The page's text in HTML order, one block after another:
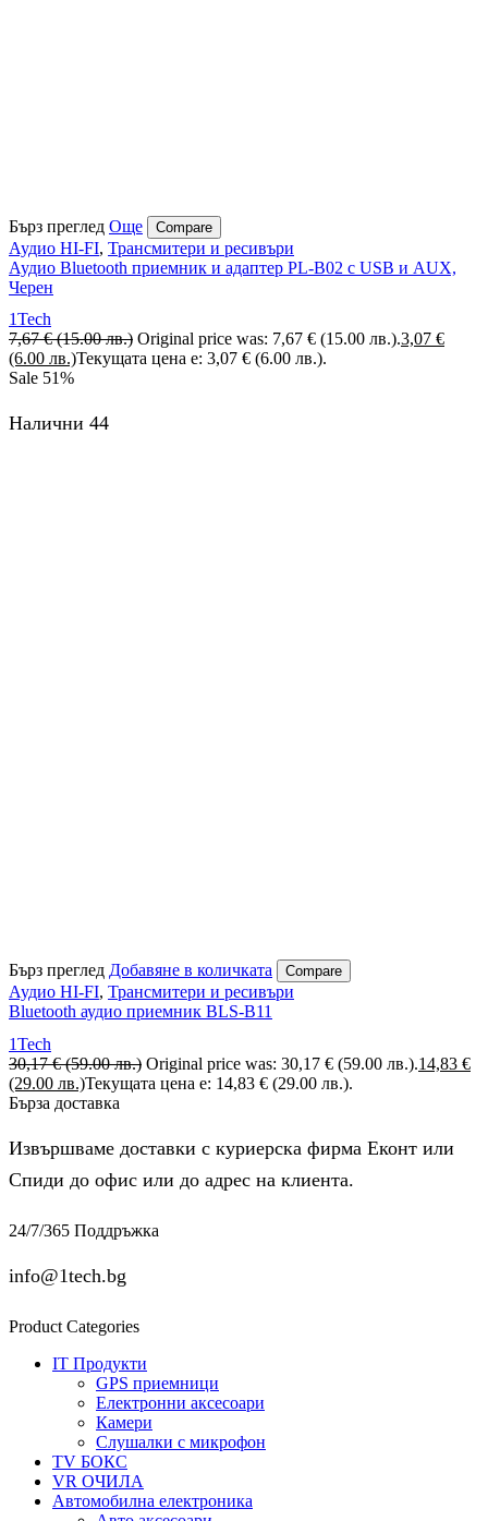
Бърз преглед Още Compare
Аудио HI-FI, Трансмитери и ресивъри
Аудио Bluetooth приемник и адаптер PL-B02 с USB и AUX,
Черен
1Tech
7,67€ (15.00 лв.) Original price was: 7,67 € (15.00 лв.).3,07 €
(6.00 лв.)Текущата цена е: 3,07 € (6.00 лв.).
Sale 51%
Налични 44
Бърз преглед Добавяне в количката Compare
Аудио HI-FI, Трансмитери и ресивъри
Bluetooth аудио приемник BLS-B11
1Tech
30,17€ (59.00 лв.) Original price was: 30,17 € (59.00 лв.).14,83 €
(29.00 лв.)Текущата цена е: 14,83 € (29.00 лв.).
Бърза доставка
Извършваме доставки с куриерска фирма Еконт или
Спиди до офис или до адрес на клиента.
24/7/365 Поддръжка
info@1tech.bg
Product Categories
IT Продукти
GPS приемници
Електронни аксесоари
Камери
Слушалки с микрофон
TV БОКС
VR ОЧИЛА
Автомобилна електроника